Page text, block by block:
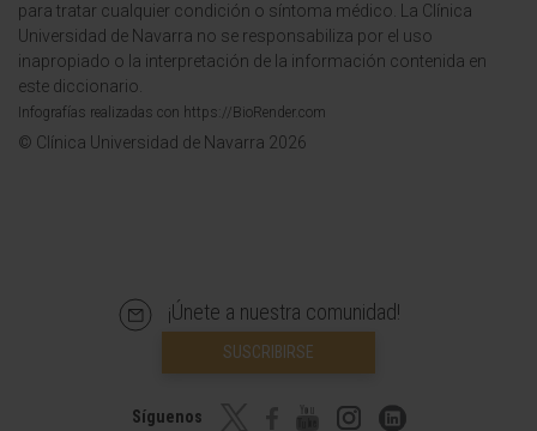
para tratar cualquier condición o síntoma médico. La Clínica
Universidad de Navarra no se responsabiliza por el uso
inapropiado o la interpretación de la información contenida en
este diccionario.
Infografías realizadas con https://BioRender.com
© Clínica Universidad de Navarra 2026
¡Únete a nuestra comunidad!
SUSCRIBIRSE
Síguenos